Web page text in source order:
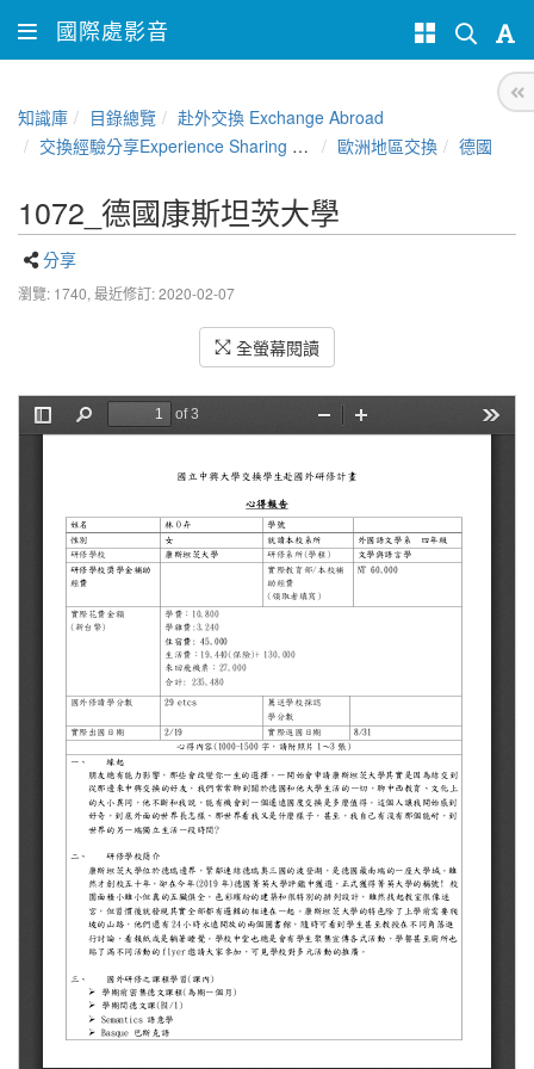
國際處影音
知識庫 目錄總覽
赴外交換 Exchange Abroad
交換經驗分享Experience Sharing of NCHU Exchange Program
歐洲地區交換 德國
1072_德國康斯坦茨大學
分享
瀏覽: 1740, 最近修訂: 2020-02-07
全螢幕閱讀